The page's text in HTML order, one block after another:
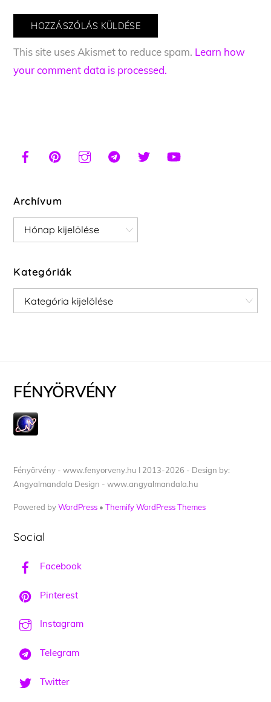
This site uses Akismet to reduce spam. Learn how
your comment data is processed.
Archívum
Archívum
Kategóriák
Kategóriák
FÉNYÖRVÉNY
Fényörvény - www.fenyorveny.hu I 2013-2026 - Design by:
Angyalmandala Design - www.angyalmandala.hu
Powered byWordPress •Themify WordPress Themes
Social
Facebook
Pinterest
Instagram
Telegram
Twitter